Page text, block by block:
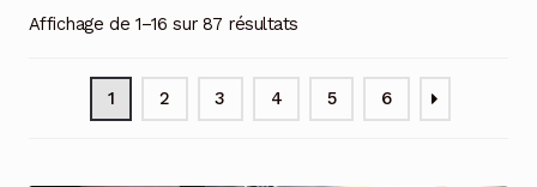
Affichage de 1–16 sur 87 résultats
1 2 3 4 5 6